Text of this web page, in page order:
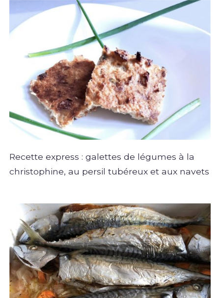
Recette express : galettes de légumes à la
christophine, au persil tubéreux et aux navets